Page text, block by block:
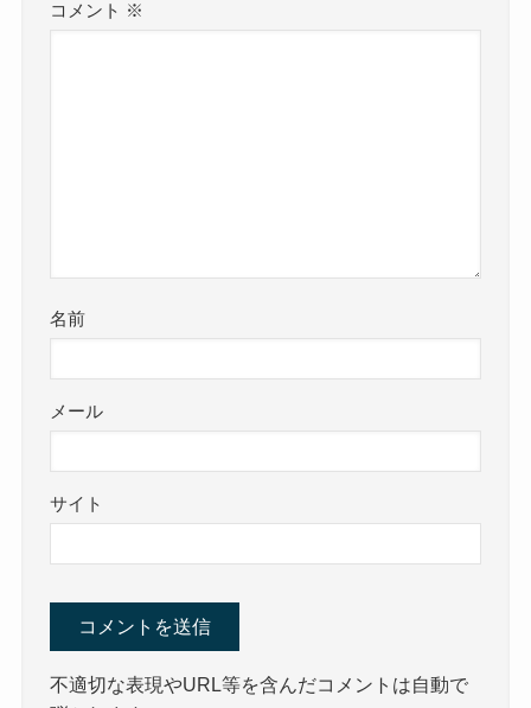
コメント ※
名前
メール
サイト
不適切な表現やURL等を含んだコメントは自動で